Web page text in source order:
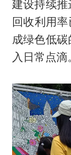
建设持续
回收利用
成绿色低
入日常点滴